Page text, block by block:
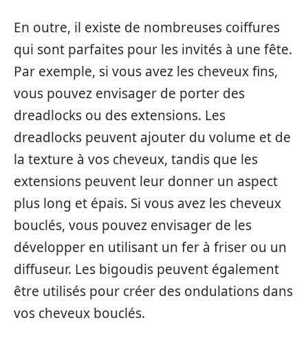
En outre, il existe de nombreuses coiffures
qui sont parfaites pour les invités à une fête.
Par exemple, si vous avez les cheveux fins,
vous pouvez envisager de porter des
dreadlocks ou des extensions. Les
dreadlocks peuvent ajouter du volume et de
la texture à vos cheveux, tandis que les
extensions peuvent leur donner un aspect
plus long et épais. Si vous avez les cheveux
bouclés, vous pouvez envisager de les
développer en utilisant un fer à friser ou un
diffuseur. Les bigoudis peuvent également
être utilisés pour créer des ondulations dans
vos cheveux bouclés.